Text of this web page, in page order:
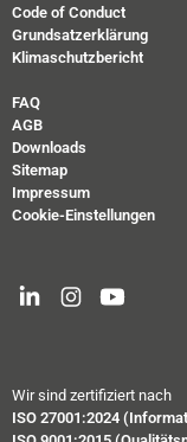
Code of Conduct
Grundsatzerklärung
Klimaschutzbericht
FAQ
AGB
Downloads
Sitemap
Impressum
Cookie-Einstellungen
Wir sind zertifiziert nach
ISO 27001:2024